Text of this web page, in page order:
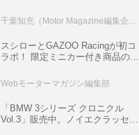
室などのコンテンツも
スシローとGAZOO Racingが初コ
ラボ！ 限定ミニカー付き商品の
ト体験があたる抽選企画などを展
開
Webモーターマガジン編集部
「BMW 3シリーズ クロニクル
Vol.3」販売中。ノイエクラッセか